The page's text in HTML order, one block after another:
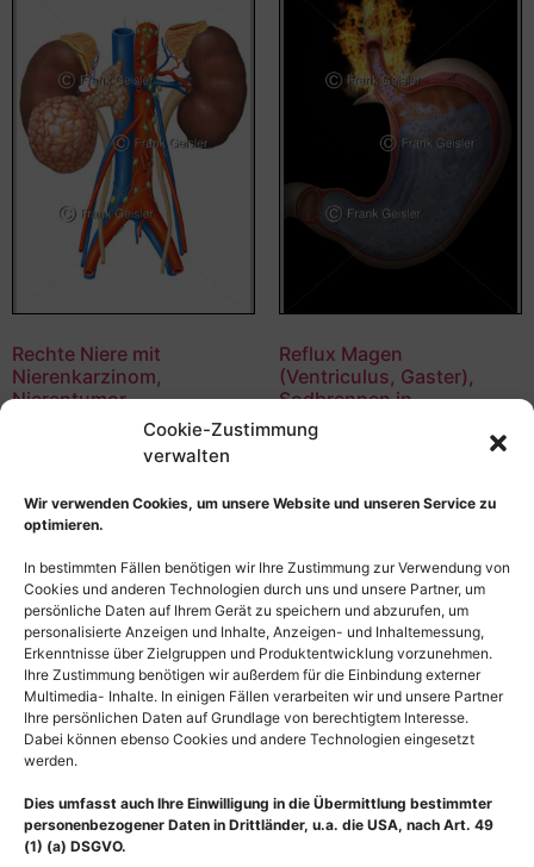
Cookie-Zustimmung
verwalten
Wir verwenden Cookies, um unsere Website und unseren Service zu
optimieren.
In bestimmten Fällen benötigen wir Ihre Zustimmung zur Verwendung von
Cookies und anderen Technologien durch uns und unsere Partner, um
persönliche Daten auf Ihrem Gerät zu speichern und abzurufen, um
personalisierte Anzeigen und Inhalte, Anzeigen- und Inhaltemessung,
Erkenntnisse über Zielgruppen und Produktentwicklung vorzunehmen.
Ihre Zustimmung benötigen wir außerdem für die Einbindung externer
Multimedia- Inhalte. In einigen Fällen verarbeiten wir und unsere Partner
Ihre persönlichen Daten auf Grundlage von berechtigtem Interesse.
Dabei können ebenso Cookies und andere Technologien eingesetzt
werden.
Dies umfasst auch Ihre Einwilligung in die Übermittlung bestimmter
personenbezogener Daten in Drittländer, u.a. die USA, nach Art. 49
(1) (a) DSGVO.
Rechte Niere mit
Nierenkarzinom,
Nierentumor
Tumorwachstum Phase 3
135,00€
Reflux Magen
(Ventriculus, Gaster),
Sodbrennen in
Speiseröhre
(Oesophagus)
Bildnummer: 4363
Ausführung wählen